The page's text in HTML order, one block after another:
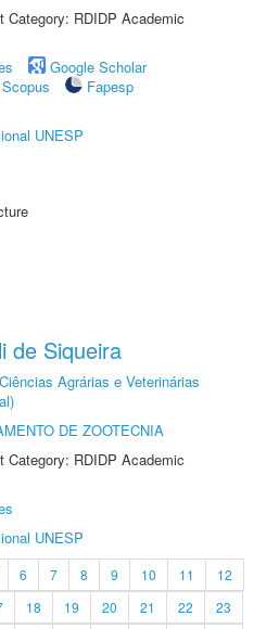
Category: RDIDP Academic
Google Scholar
Scopus
Fapesp
UNESP
de Siqueira
Agrárias e Veterinárias
DE ZOOTECNIA
Category: RDIDP Academic
UNESP
6 7 8 9 10 11
12
18 19 20 21 22
23